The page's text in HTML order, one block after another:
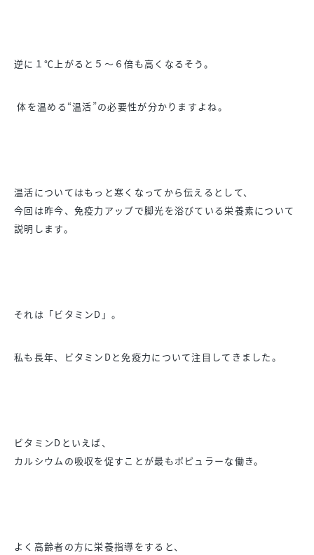
逆に１℃上がると５〜６倍も高くなるそう。
体を温める“温活”の必要性が分かりますよね。
温活についてはもっと寒くなってから伝えるとして、
今回は昨今、免疫力アップで脚光を浴びている栄養素について
説明します。
それは「ビタミンD」。
私も長年、ビタミンDと免疫力について注目してきました。
ビタミンDといえば、
カルシウムの吸収を促すことが最もポピュラーな働き。
よく高齢者の方に栄養指導をすると、